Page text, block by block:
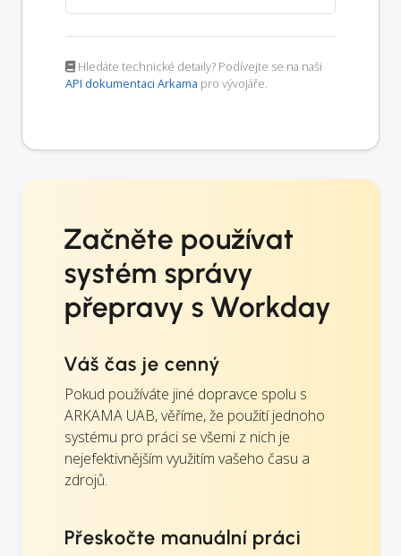
Hledáte technické detaily? Podívejte se na naši
API dokumentaci Arkama pro vývojáře.
Začněte používat
systém správy
přepravy s Workday
Váš čas je cenný
Pokud používáte jiné dopravce spolu s
ARKAMA UAB, věříme, že použití jednoho
systému pro práci se všemi z nich je
nejefektivnějším využitím vašeho času a
zdrojů.
Přeskočte manuální práci